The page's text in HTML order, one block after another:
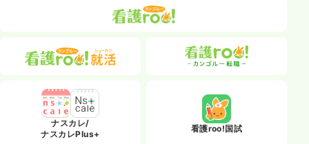
ナスカレ/
ナスカレPlus+
看護roo!国試